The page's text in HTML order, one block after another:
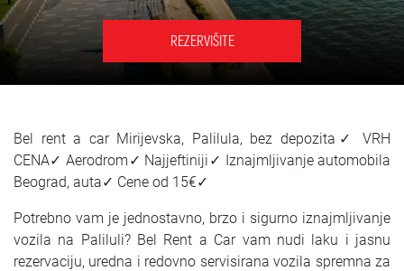
SRPSKI
REZERVIŠITE
Bel rent a car Mirijevska, Palilula, bez depozita✓ VRH
CENA✓ Aerodrom✓ Najjeftiniji✓ Iznajmljivanje automobila
Beograd, auta✓ Cene od 15€✓
Potrebno vam je jednostavno, brzo i sigurno iznajmljivanje
vozila na Paliluli? Bel Rent a Car vam nudi laku i jasnu
rezervaciju, uredna i redovno servisirana vozila spremna za